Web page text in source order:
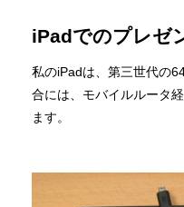
iPadでのプレゼ
私のiPadは、第三世代の
合には、モバイルルータ
ます。